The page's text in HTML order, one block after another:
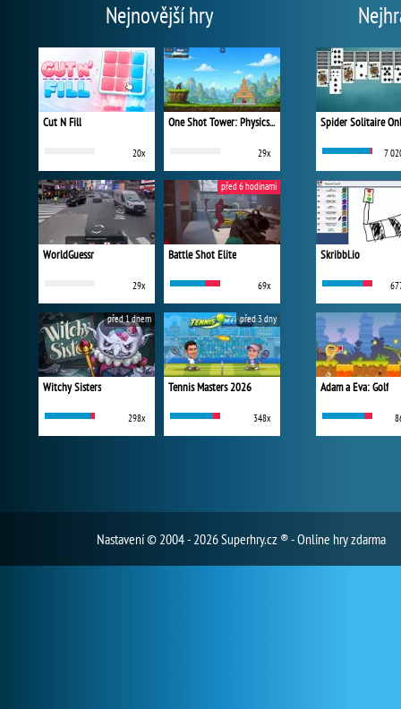
Nejnovější hry
Cut N Fill
20x
One Shot Tower: Physics Destroyer
29x
WorldGuessr
29x
Battle Shot Elite
69x
před 6 hodinami
Witchy Sisters
298x
před 1 dnem
Tennis Masters 2026
348x
před 3 dny
Spider Solitaire
7
Skribbl.io
Adam a Eva: Golf
Nastavení© 2004 - 2026 Superhry.cz ® - Online hry zdarma